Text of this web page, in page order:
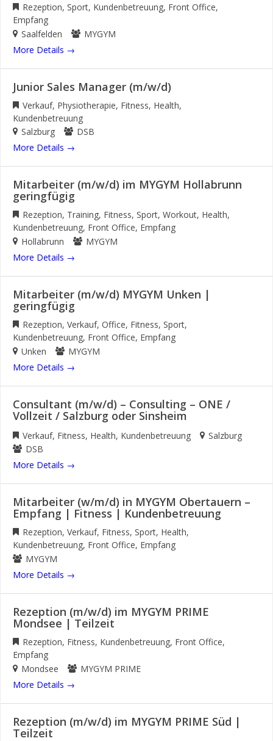
Rezeption Sport Kundenbetreuung Front Office
Empfang
Saalfelden
MYGYM
More Details
Junior Sales Manager (m/w/d)
Verkauf Physiotherapie Fitness Health
Kundenbetreuung
Salzburg
DSB
More Details
Mitarbeiter (m/w/d) im MYGYM Hollabrunn
geringfügig
Rezeption Training Fitness Sport Workout Health
Kundenbetreuung Front Office Empfang
Hollabrunn
MYGYM
More Details
Mitarbeiter (m/w/d) MYGYM Unken |
geringfügig
Rezeption Verkauf Office Fitness Sport
Kundenbetreuung Front Office Empfang
Unken
MYGYM
More Details
Consultant (m/w/d) – Consulting – ONE /
Vollzeit / Salzburg oder Sinsheim
Verkauf Fitness Health Kundenbetreuung
Salzburg
DSB
More Details
Mitarbeiter (w/m/d) in MYGYM Obertauern –
Empfang | Fitness | Kundenbetreuung
Rezeption Verkauf Fitness Sport Health
Kundenbetreuung Front Office Empfang
MYGYM
More Details
Rezeption (m/w/d) im MYGYM PRIME
Mondsee | Teilzeit
Rezeption Fitness Kundenbetreuung Front Office
Empfang
Mondsee
MYGYM PRIME
More Details
Rezeption (m/w/d) im MYGYM PRIME Süd |
Teilzeit